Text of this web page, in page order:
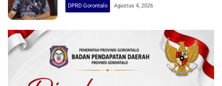
DPRD Gorontalo Agustus 4, 2026